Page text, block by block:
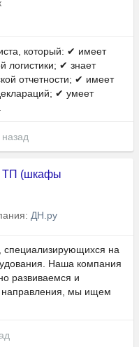
который: ✔ имеет
логистики; ✔ знает
отчетности; ✔ имеет
✔ умеет
ТП (шкафы
ДН.ру
специализирующихся на
Наша компания
развиваемся и
направления, мы ищем